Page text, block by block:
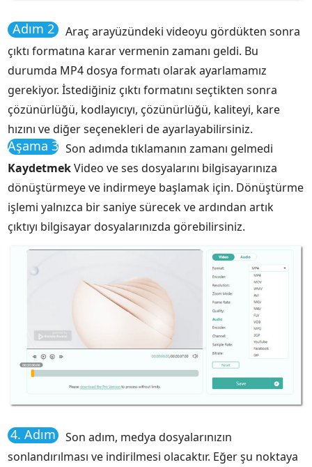
Adım 2
Araç arayüzündeki videoyu gördükten sonra
çıktı formatına karar vermenin zamanı geldi. Bu
durumda MP4 dosya formatı olarak ayarlamamız
gerekiyor. İstediğiniz çıktı formatını seçtikten sonra
çözünürlüğü, kodlayıcıyı, çözünürlüğü, kaliteyi, kare
hızını ve diğer seçenekleri de ayarlayabilirsiniz.
Aşama 3 Son adımda tıklamanın zamanı gelmedi
KaydetmekVideo ve ses dosyalarını bilgisayarınıza
dönüştürmeye ve indirmeye başlamak için. Dönüştürme
işlemi yalnızca bir saniye sürecek ve ardından artık
çıktıyı bilgisayar dosyalarınızda görebilirsiniz.
4. Adım
Son adım, medya dosyalarınızın
sonlandırılması ve indirilmesi olacaktır. Eğer şu noktaya